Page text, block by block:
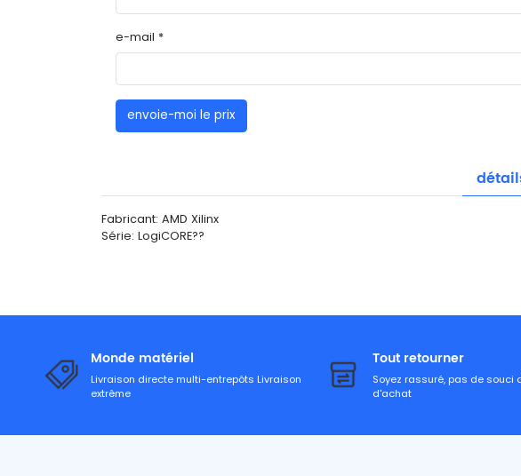
e-mail *
envoie-moi le prix
Fabricant: AMD Xilinx
Série: LogiCORE??
Monde matériel
Livraison directe multi-entrepôts Livraison
extrême
Tout retourner
Soyez rassuré, pas de souci
d'achat